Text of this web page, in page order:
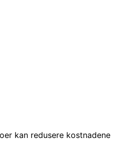
kan redusere kostnadene